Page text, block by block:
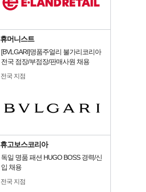
휴머니스트
[BVLGARI]명품주얼리 불가리코리아
전국 점장/부점장/판매사원 채용
전국 지점
휴고보스코리아
독일 명품 패션 HUGO BOSS 경력/신
입 채용
전국 지점